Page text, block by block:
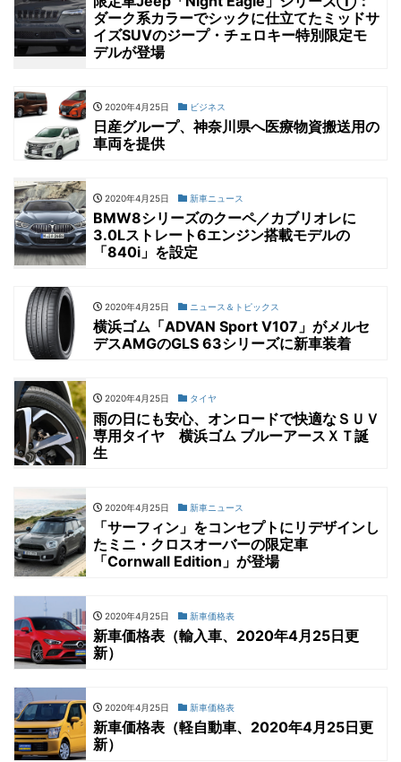
ダーク系カラーでシックに仕立てたミッドサ
イズSUVのジープ・チェロキー特別限定モ
デルが登場
2020年4月25日 ビジネス
日産グループ、神奈川県へ医療物資搬送用の
車両を提供
2020年4月25日 新車ニュース
BMW8シリーズのクーペ／カブリオレに
3.0Lストレート6エンジン搭載モデルの
「840i」を設定
2020年4月25日 ニュース＆トピックス
横浜ゴム「ADVAN Sport V107」がメルセ
デスAMGのGLS 63シリーズに新車装着
2020年4月25日 タイヤ
雨の日にも安心、オンロードで快適なＳＵＶ
専用タイヤ 横浜ゴム ブルーアースＸＴ誕
生
2020年4月25日 新車ニュース
「サーフィン」をコンセプトにリデザインし
たミニ・クロスオーバーの限定車
「Cornwall Edition」が登場
2020年4月25日 新車価格表
新車価格表（輸入車、2020年4月25日更
新）
2020年4月25日 新車価格表
新車価格表（軽自動車、2020年4月25日更
新）